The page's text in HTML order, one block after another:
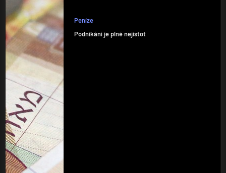
Peníze
Podnikání je plné nejistot